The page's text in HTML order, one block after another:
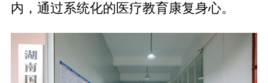
内，通过系统化的医疗教育康复身心。